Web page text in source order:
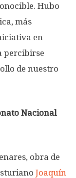
Hubo
más
en
percibirse
de nuestro
Nacional
obra de
Joaquín